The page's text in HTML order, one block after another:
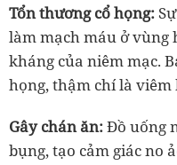
Tổn thương cổ họng:
làm mạch máu ở vùng
kháng của niêm mạc.
họng, thậm chí là viêm
Gây chán ăn:Đồ uống
bụng, tạo cảm giác no